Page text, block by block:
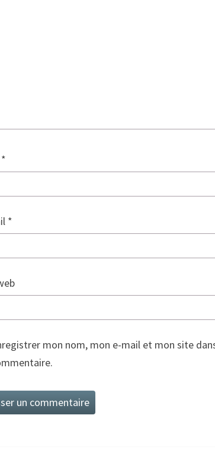
*
*
mon nom, mon e-mail et mon site